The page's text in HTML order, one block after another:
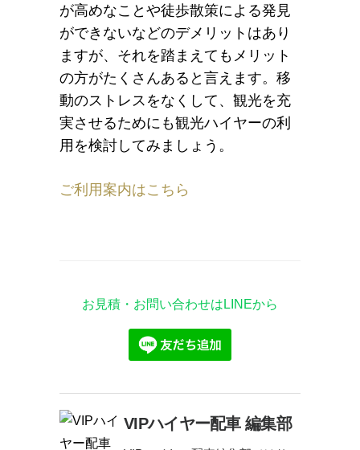
が高めなことや徒歩散策による発見
ができないなどのデメリットはあり
ますが、それを踏まえてもメリット
の方がたくさんあると言えます。移
動のストレスをなくして、観光を充
実させるためにも観光ハイヤーの利
用を検討してみましょう。
ご利用案内はこちら
お見積・お問い合わせはLINEから
VIPハイヤー配車 編集部